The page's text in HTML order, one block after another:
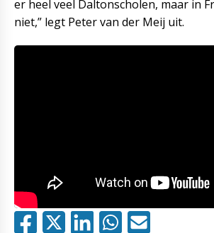
er heel veel Daltonscholen, maar in
niet,” legt Peter van der Meij uit.